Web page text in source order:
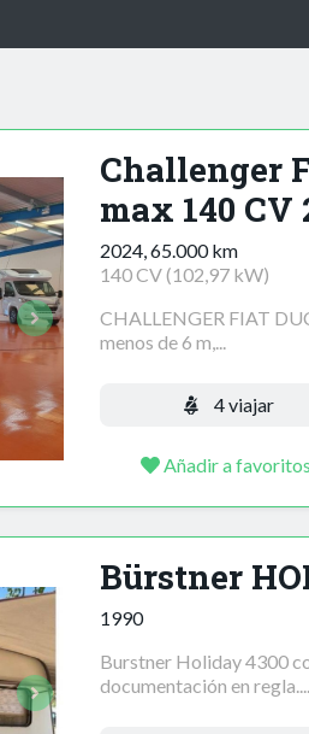
Challenger
max 140 CV
2024, 65.000 km
140 CV (102,97 kW)
CHALLENGER FIAT
menos de 6 m,...
4 viajar
Añadir a favoritos
Bürstner
1990
Burstner Holiday 4300
documentación en regla....